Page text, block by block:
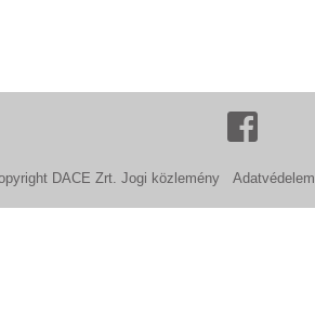
DACE Zrt. Jogi közlemény Adatvédelem